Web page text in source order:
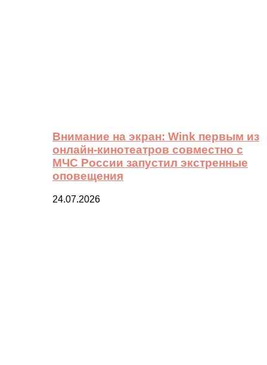
Внимание на экран: Wink первым из
онлайн-кинотеатров совместно с
МЧС России запустил экстренные
оповещения
24.07.2026